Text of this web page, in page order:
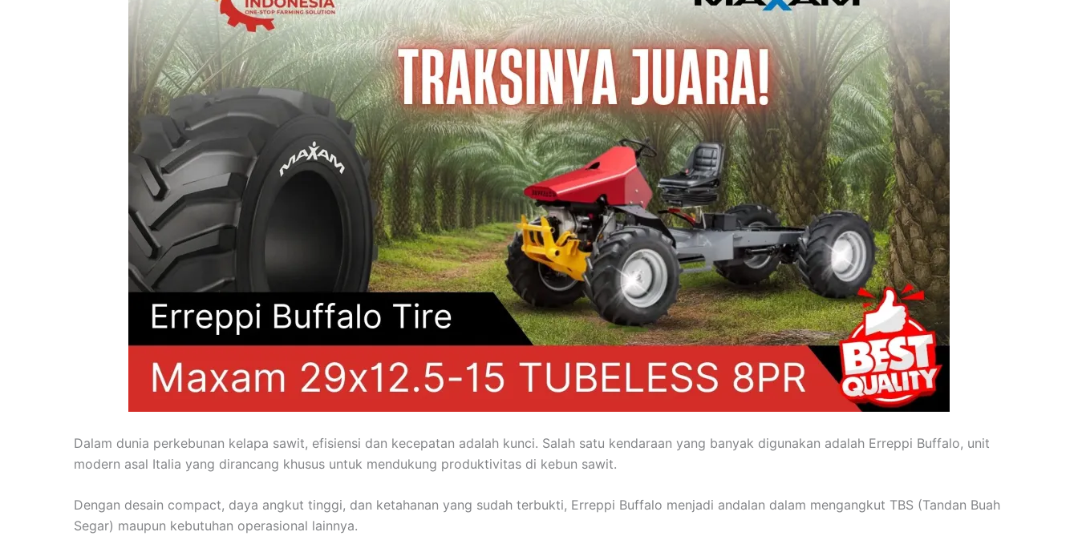
Dalam dunia perkebunan kelapa sawit, efisiensi dan kecepatan adalah kunci. Salah satu kendaraan yang banyak digunakan adalah Erreppi Buffalo, unit
modern asal Italia yang dirancang khusus untuk mendukung produktivitas di kebun sawit.
Dengan desain compact, daya angkut tinggi, dan ketahanan yang sudah terbukti, Erreppi Buffalo menjadi andalan dalam mengangkut TBS (Tandan Buah
Segar) maupun kebutuhan operasional lainnya.